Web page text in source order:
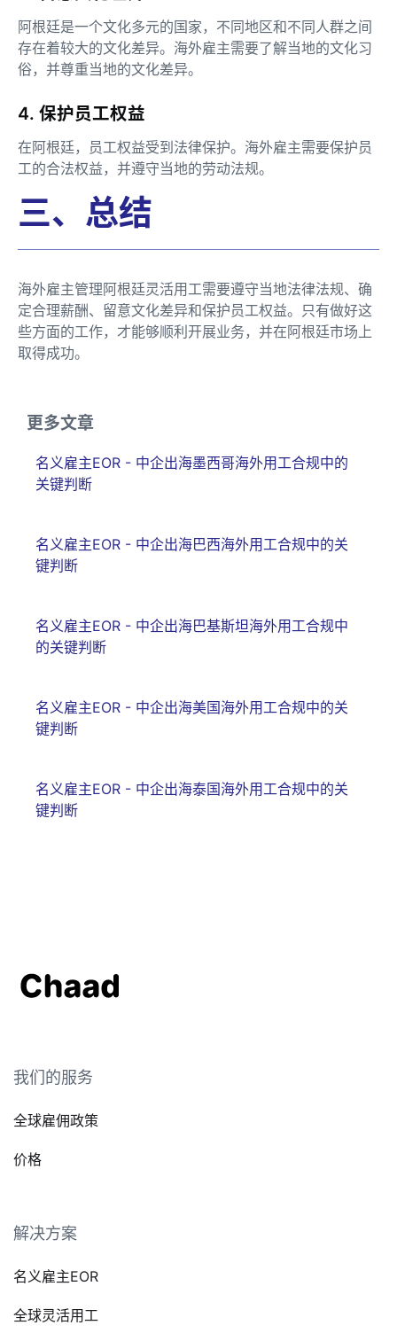
阿根廷是一个文化多元的国家，不同地区和不同人群之间
存在着较大的文化差异。海外雇主需要了解当地的文化习
俗，并尊重当地的文化差异。
4. 保护员工权益
在阿根廷，员工权益受到法律保护。海外雇主需要保护员
工的合法权益，并遵守当地的劳动法规。
三、总结
海外雇主管理阿根廷灵活用工需要遵守当地法律法规、确
定合理薪酬、留意文化差异和保护员工权益。只有做好这
些方面的工作，才能够顺利开展业务，并在阿根廷市场上
取得成功。
更多文章
名义雇主EOR - 中企出海墨西哥海外用工合规中的
关键判断
名义雇主EOR - 中企出海巴西海外用工合规中的关
键判断
名义雇主EOR - 中企出海巴基斯坦海外用工合规中
的关键判断
名义雇主EOR - 中企出海美国海外用工合规中的关
键判断
名义雇主EOR - 中企出海泰国海外用工合规中的关
键判断
我们的服务
全球雇佣政策
价格
解决方案
名义雇主EOR
全球灵活用工